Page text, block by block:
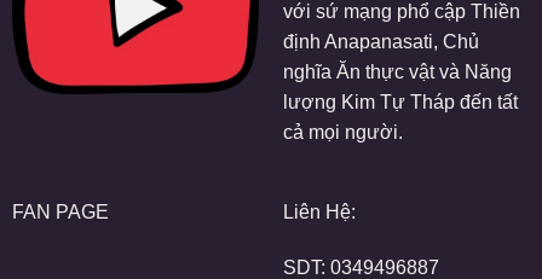
với sứ mạng phổ cập Thiền
định Anapanasati, Chủ
nghĩa Ăn thực vật và Năng
lượng Kim Tự Tháp đến tất
cả mọi người.
FAN PAGE Liên Hệ:
SDT: 0349496887